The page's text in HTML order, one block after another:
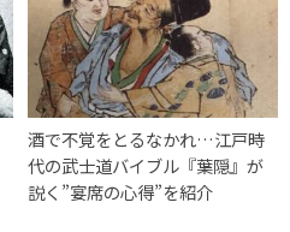
酒で不覚をとるなかれ…江戸時
代の武士道バイブル『葉隠』が
説く”宴席の心得”を紹介